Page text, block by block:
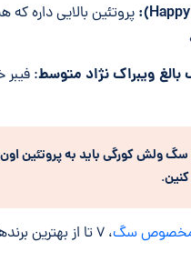
): پروتئین بالایی داره
ویبراک نژاد متوسط:
ولش کورگی باید به پروتئین اون
.
، ۷ تا از بهترین برندهای موجود در بازار ایران رو براتون معرفی کردیم.